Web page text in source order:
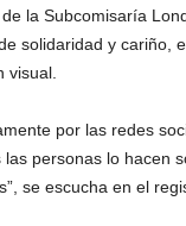
la Subcomisaría
solidaridad y cariño,
visual.
por las redes
personas lo hacen
se escucha en el